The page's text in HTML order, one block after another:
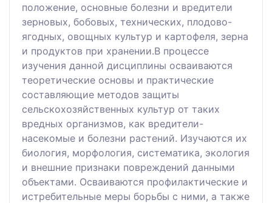
положение, основные болезни и вредители
зерновых, бобовых, технических, плодово-
ягодных, овощных культур и картофеля, зерна
и продуктов при хранении.В процессе
изучения данной дисциплины осваиваются
теоретические основы и практические
составляющие методов защиты
сельскохозяйственных культур от таких
вредных организмов, как вредители-
насекомые и болезни растений. Изучаются их
биология, морфология, систематика, экология
и внешние признаки повреждений данными
объектами. Осваиваются профилактические и
истребительные меры борьбы с ними, а также